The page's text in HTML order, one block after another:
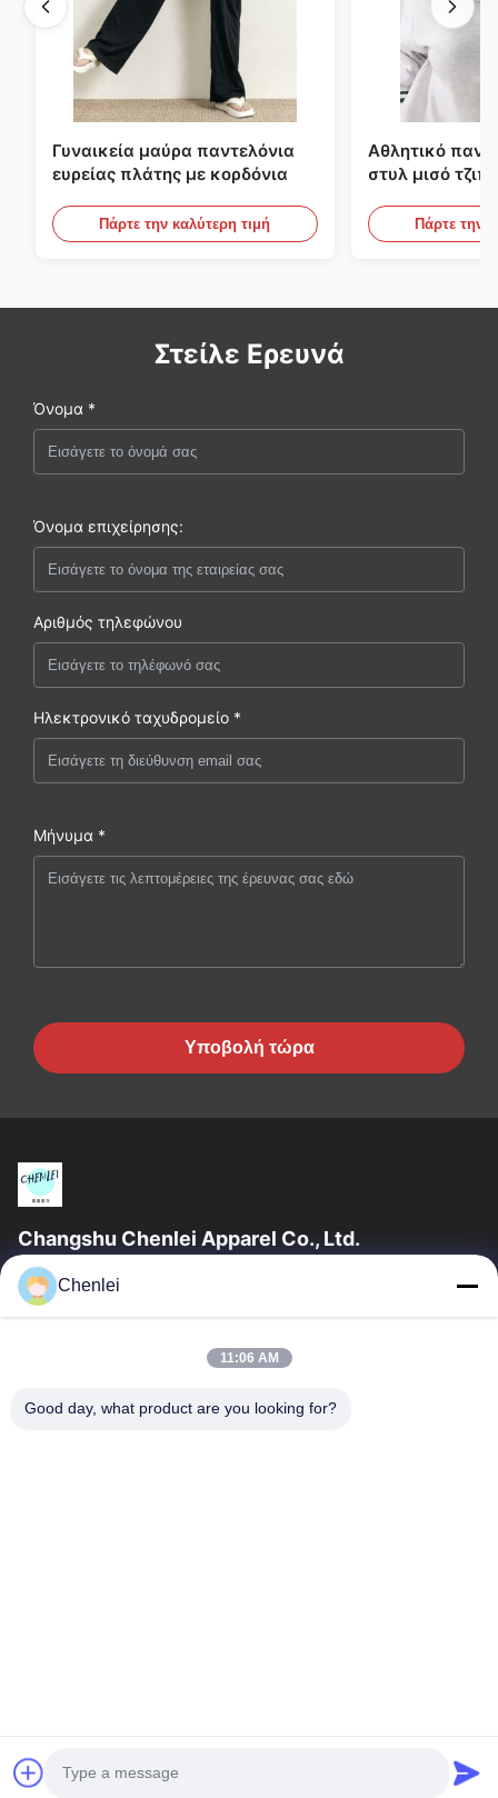
Γυναικεία μαύρα παντελόνια
ευρείας πλάτης με κορδόνια
Πάρτε την καλύτερη τιμή
Αθλητικό
στυλ μισό
Πάρτε την
Στείλε Ερευνά
Όνομα *
Όνομα επιχείρησης:
Αριθμός τηλεφώνου
Ηλεκτρονικό ταχυδρομείο *
Μήνυμα *
Υποβολή τώρα
Changshu Chenlei Apparel Co., Ltd.
CHANGSHU CHENLEI APPAREL CO., LTD Το εργοστάσιό μας
ιδρύθηκε το 2011, βρίσκεται στην πόλη Suzhou, επαρχία
Γρήγορες Συνδέσεις
Αρχική Σελίδα
Προϊόντα
Chenlei
11:06 AM
Good day, what product are you looking for?